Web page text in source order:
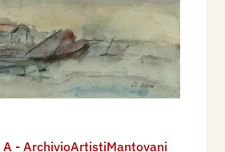
A - ArchivioArtistiMantovani